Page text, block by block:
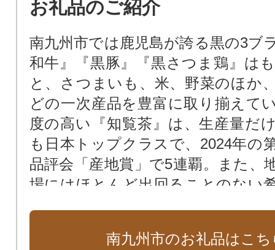
お礼品のご紹介
南九州市では鹿児島が誇る黒の3ブ
和牛』『黒豚』『黒さつま鶏』は
と、さつまいも、米、野菜のほか
どの一次産品を豊富に取り揃えて
度の高い『知覧茶』は、生産量だ
も日本トップクラスで、2024年の
品評会「産地賞」で5連覇。また、
場にはほとんど出回ることのない
南九州市のお礼品はこち